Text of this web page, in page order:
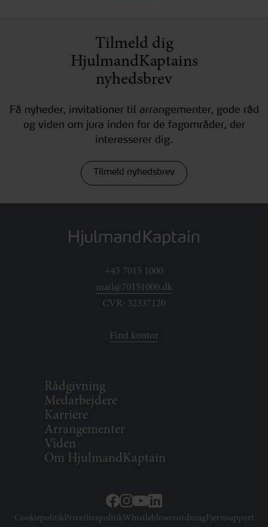
Tilmeld dig
HjulmandKaptains
nyhedsbrev
Få nyheder, invitationer til arrangementer, gode råd
og viden om jura inden for de fagområder, der
interesserer dig.
Tilmeld nyhedsbrev
+45 7015 1000
mail@70151000.dk
CVR: 32337120
Find kontor
Rådgivning
Medarbejdere
Karriere
Arrangementer
Viden
Om HjulmandKaptain
CookiepolitikPrivatlivspolitikWhistleblowerordningFjernsupport